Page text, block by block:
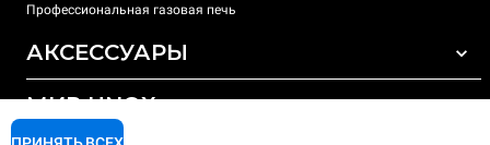
Профессиональная газовая печь
АКСЕССУАРЫ
Моющие средства для автоматической мойки
МИР UNOX